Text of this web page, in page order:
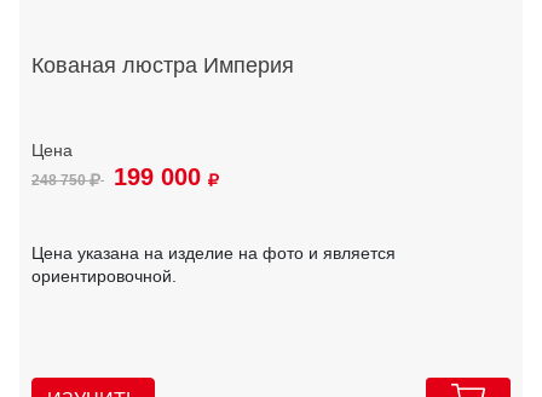
Кованая люстра Империя
248 750 199 000
Цена указана на изделие на фото и является
ориентировочной.